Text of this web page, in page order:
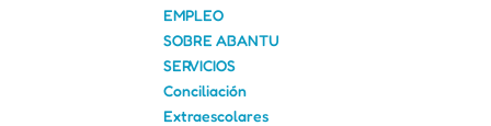
EMPLEO
SOBRE ABANTU
SERVICIOS
Conciliación
Extraescolares